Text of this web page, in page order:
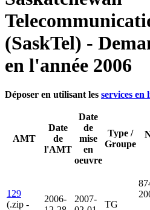
(SaskTel) -
en l'année 2006
Déposer en utilisant les services en
AMT
Date
de
l'AMT
Date
de
mise
en
oeuvre
Type /
Groupe
129
(.zip -
2006-
2007-
TG